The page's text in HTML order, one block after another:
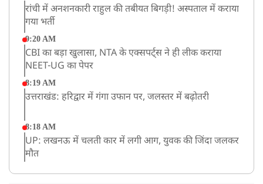
रांची में अनशनकारी राहुल की तबीयत बिगड़ी! अस्पताल में कराया
गया भर्ती
9:20 AM
CBI का बड़ा खुलासा, NTA के एक्सपर्ट्स ने ही लीक कराया
NEET-UG का पेपर
8:19 AM
उत्तराखंड: हरिद्वार में गंगा उफान पर, जलस्तर में बढ़ोतरी
8:18 AM
UP: लखनऊ में चलती कार में लगी आग, युवक की जिंदा जलकर
मौत